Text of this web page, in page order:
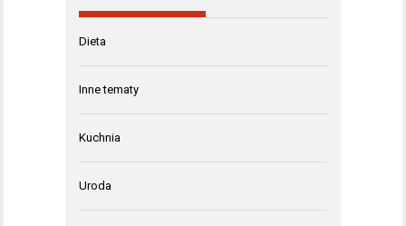
Dieta
Inne tematy
Kuchnia
Uroda